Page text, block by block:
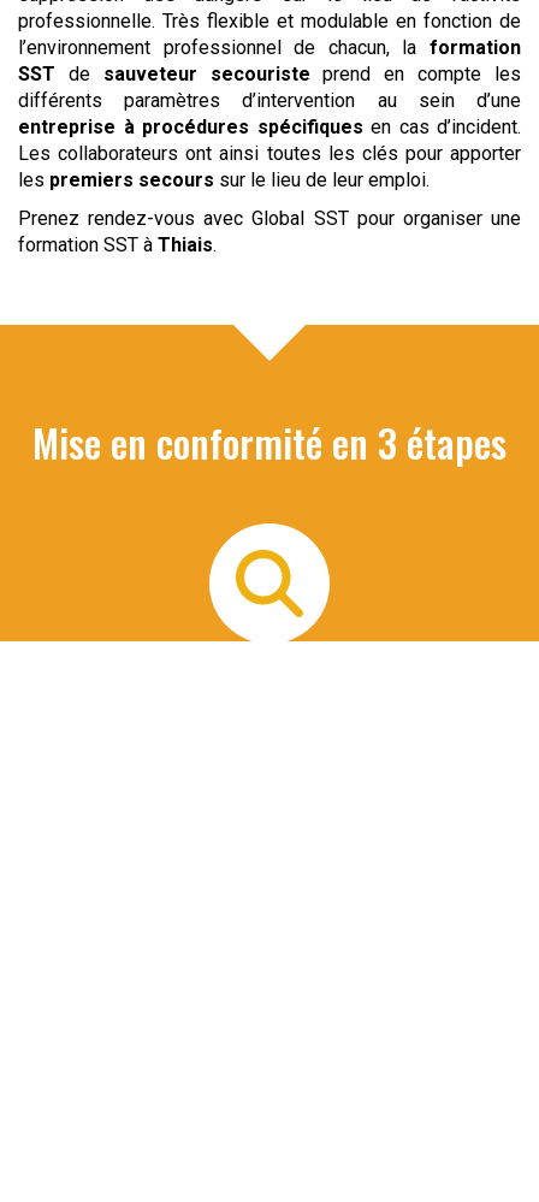
professionnelle. Très flexible et modulable en fonction de
l’environnement professionnel de chacun, la formation
SST de sauveteur secouriste prend en compte les
différents paramètres d’intervention au sein d’une
entreprise à procédures spécifiques en cas d’incident.
Les collaborateurs ont ainsi toutes les clés pour apporter
les premiers secours sur le lieu de leur emploi.
Prenez rendez-vous avec Global SST pour organiser une
formation SST à Thiais.
Mise en conformité en 3 étapes